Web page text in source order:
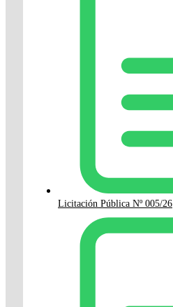
Licitación Pública Nº 005/26